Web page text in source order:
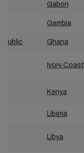
Gabon
Gambia
Ghana
Ivory Coast
Kenya
Liberia
Libya